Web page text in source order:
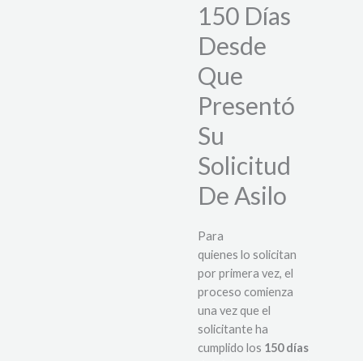
150 Días
Desde
Que
Presentó
Su
Solicitud
De Asilo
Para
quienes lo solicitan
por primera vez, el
proceso comienza
una vez que el
solicitante ha
cumplido los 150 días